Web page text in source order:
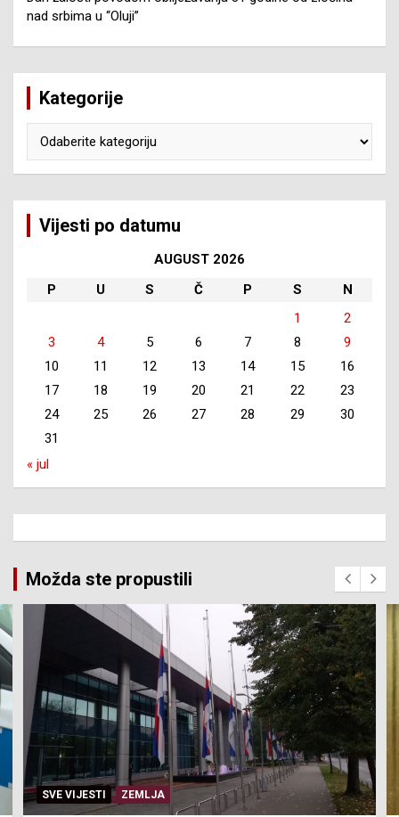
nad srbima u “Oluji”
Kategorije
Vijesti po datumu
AUGUST 2026
P
U S Č P S
N
1
2
3
4 5 6 7 8
9
10
11 12 13 14 15
16
17
18 19 20 21 22
23
24
25 26 27 28 29
30
31
« jul
Možda ste propustili
SVE VIJESTI ZEMLJA